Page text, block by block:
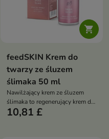

feedSKIN Krem do
twarzy ze śluzem
ślimaka 50 ml
Nawilżający krem ze śluzem
ślimaka to regenerujący krem do
twarzy o intensywnym działaniu
10,81 £